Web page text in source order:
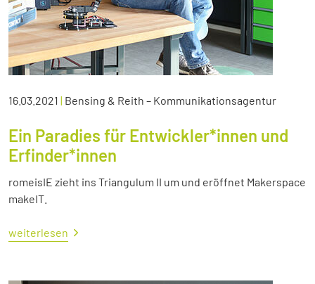
16.03.2021 | Bensing & Reith – Kommunikationsagentur
Ein Paradies für Entwickler*innen und
Erfinder*innen
romeisIE zieht ins Triangulum II um und eröffnet Makerspace
makeIT.
weiterlesen